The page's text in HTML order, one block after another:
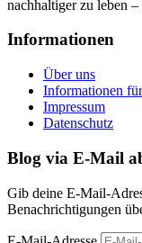
nachhaltiger zu leben
Informationen
Über uns
Informationen
Impressum
Datenschutz
Blog via E-Mail
Gib deine E-Mail-
Benachrichtigungen